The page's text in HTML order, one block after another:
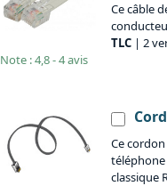
Ce câble
TLC | 2
Note : 4,8 - 4 avis
Ce
téléphone
classique